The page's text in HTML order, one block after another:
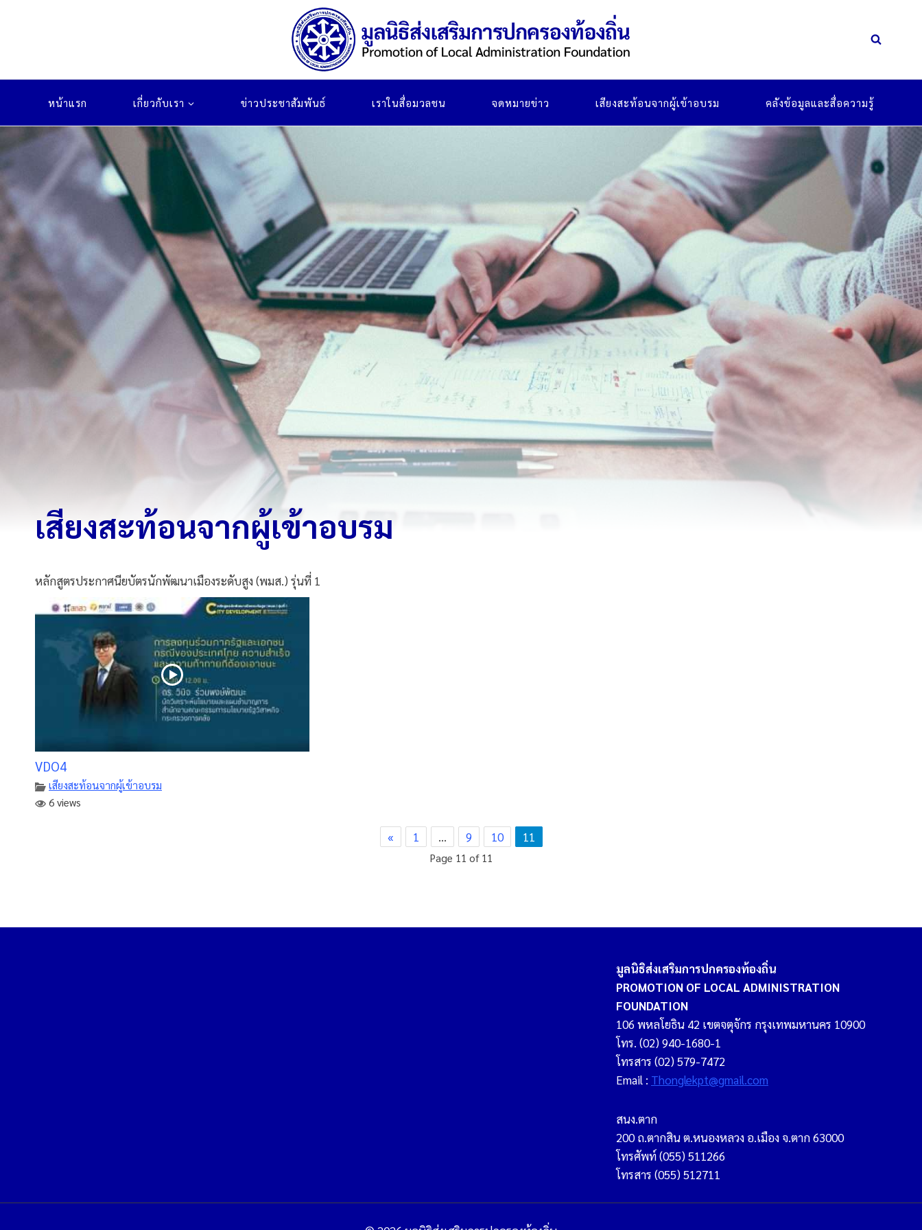
หน้าแรก เกี่ยวกับเรา ข่าวประชาสัมพันธ์ เราในสื่อมวลชน จดหมายข่าว เสียงสะท้อนจากผู้เข้าอบรม คลังข้อมูลและสื่อความรู้
เสียงสะท้อนจากผู้เข้าอบรม
หลักสูตรประกาศนียบัตรนักพัฒนาเมืองระดับสูง (พมส.) รุ่นที่ 1
VDO4
เสียงสะท้อนจากผู้เข้าอบรม
6 views
« 1 … 9 10 11
Page 11 of 11
มูลนิธิส่งเสริมการปกครองท้องถิ่น
PROMOTION OF LOCAL ADMINISTRATION
FOUNDATION
106 พหลโยธิน 42 เขตจตุจักร กรุงเทพมหานคร 10900
โทร. (02) 940-1680-1
โทรสาร (02) 579-7472
Email : Thonglekpt@gmail.com
สนง.ตาก
200 ถ.ตากสิน ต.หนองหลวง อ.เมือง จ.ตาก 63000
โทรศัพท์ (055) 511266
โทรสาร (055) 512711